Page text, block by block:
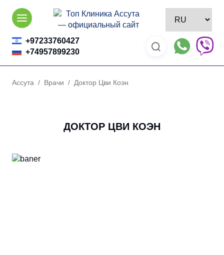
Skip
content
+97233760427
+74957899230
Ассута / Врачи / Доктор Цви Коэн
ДОКТОР ЦВИ КОЭН